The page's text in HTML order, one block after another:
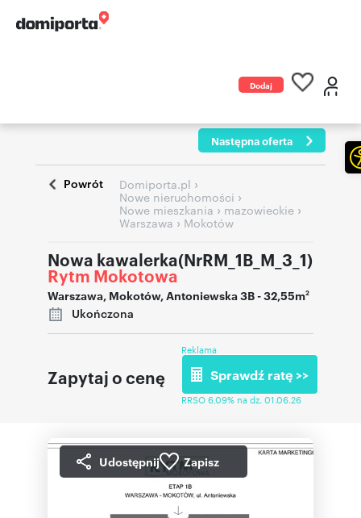
Dodaj
Następna oferta
Powrót Domiporta.pl ›
Nowe nieruchomości ›
Nowe mieszkania › mazowieckie ›
Warszawa › Mokotów
Nowa kawalerka(NrRM_1B_M_3_1)
Rytm Mokotowa
Warszawa, Mokotów,Antoniewska 3B- 32,55m2
Ukończona
Zapytaj o cenę
Reklama
Sprawdź ratę >>
RRSO 6,09% na dz. 01.06.26
Udostępnij Zapisz